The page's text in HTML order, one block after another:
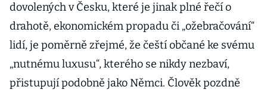
dovolených v Česku, které je jinak plné řečí o
drahotě, ekonomickém propadu či „ožebračování“
lidí, je poměrně zřejmé, že čeští občané ke svému
„nutnému luxusu“, kterého se nikdy nezbaví,
přistupují podobně jako Němci. Člověk pozdně